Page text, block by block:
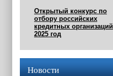
Открытый конкурс по
отбору российских
кредитных организаций
2025 год
Новости